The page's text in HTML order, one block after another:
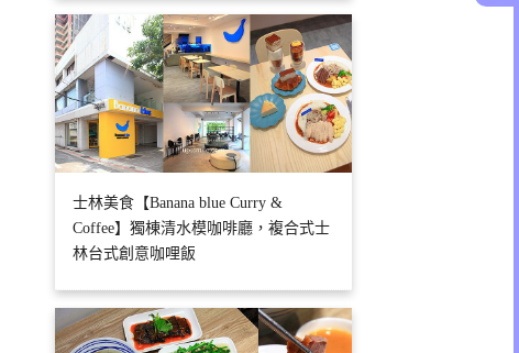
士林美食【Banana blue Curry &
Coffee】獨棟清水模咖啡廳，複合式士
林台式創意咖哩飯